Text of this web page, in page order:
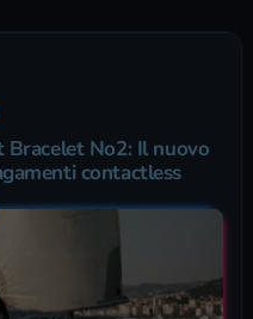
Bracelet No2: Il nuovo
contactless